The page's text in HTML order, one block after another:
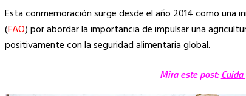
Esta conmemoración surge desde el año 2014 como una
(FAO) por abordar la importancia de impulsar una
positivamente con la seguridad alimentaria global.
Mira este post: